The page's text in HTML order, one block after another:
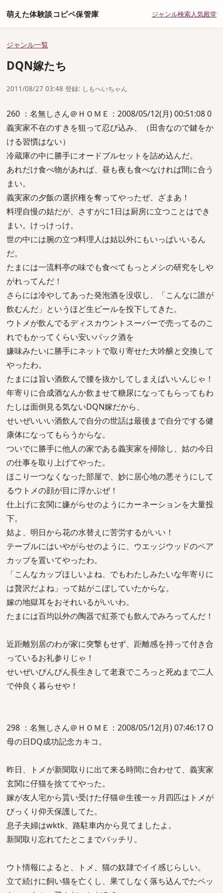
萌えた体験談コピペ保管庫 ジャンル検索人気殿堂
ジャンル一覧
DQN嫁たち
2011/08/27 03:48 登録: しもへいちゃん
260 ：名無しさん＠ＨＯＭＥ：2008/05/12(月) 00:51:08 0
義実家不在のすきを狙って忍び込み、（田舎なので鍵をか
ける習慣はない）
冷蔵庫の中に勝手にオードブルセットを詰め込んだ。
あれだけ食べ物があれば、昼も夜も食べなければ間に合う
まい。
義実家の夕飯の選択権を奪ってやったぜ、ざまあ！
料理自慢の姑だが、さすがに1日は厨房に立つことはでき
まい。けっけっけ。
世の中には腕の立つ料理人は姑以外にもいっぱいいるん
だ。
たまには一流料亭の味でも食べてもっとメシの研究をしや
がれってんだ！
さらには冷やしてあった発泡酒を没収し、「こんなに誰が
飲むんだ」というほど生ビールを投下してきた。
ウトメが飲んでるディスカウントスーパーで売ってるのこ
れでもかってくらい安いパック酒を
嫌味みたいに勝手にネットで取り寄せた大吟醸と交換して
やったわ。
たまには旨い酒飲んで腰を抜かしてしまえばいいんじゃ！
年寄りに合成酒なんか飲ませて糖尿になってもらってもわ
たしは面倒見る気ないDQN嫁だから、
せいぜいいい酒飲んで自分の世話は最後まで自分でする健
康体になってもらうからな。
ついでに勝手に他人の家である義実家を掃除し、姑の今日
の仕事を取り上げてやった。
ほこり一つなくなった部屋で、妙に居心地の悪そうにして
るウトメの顔が目に浮かぶぜ！
仕上げに玄関に嫌がらせのようにカーネーションを大量投
下。
姑よ、明日から花の水替えに苦労するがいい！
テーブルにはいやがらせのように、ウエッジウッドのペア
カップを置いてやったわ。
「こんなカップほしいよね、でもわたしみたいな年寄りに
は贅沢だよね」って姑がこぼしていたからな。
嫁の地獄耳をおそれいるがいいわ。
たまには百均以外の陶器で紅茶でも飲んでみろってんだ！
近距離別居のわが家に突撃もせず、距離感を持って付き合
っているお礼参りじゃ！
せいぜいぴんぴん長生きして老衰でころっと死ぬまで二人
で仲良く暮らせや！
298 ：名無しさん＠ＨＯＭＥ：2008/05/12(月) 07:46:17 O
母の日DQ成功記念カキコ。
昨日、トメが新聞取りに出て来る時間に合わせて、義実家
玄関に仔猫を捨ててやった。
嫁が友人宅から貰い受けた仔猫＠生後一ヶ月四匹はトメが
びっくり仰天保護してた。
息子夫婦はwktk、路駐車内から見てましたよ。
新聞取り忘れてたとこまでバッチリ。
ウト情報によると、トメ、猫の奴隷でイイ感じらしい。
立て続けに飼い猫を亡くし、果てしなく落ち込んでたペッ